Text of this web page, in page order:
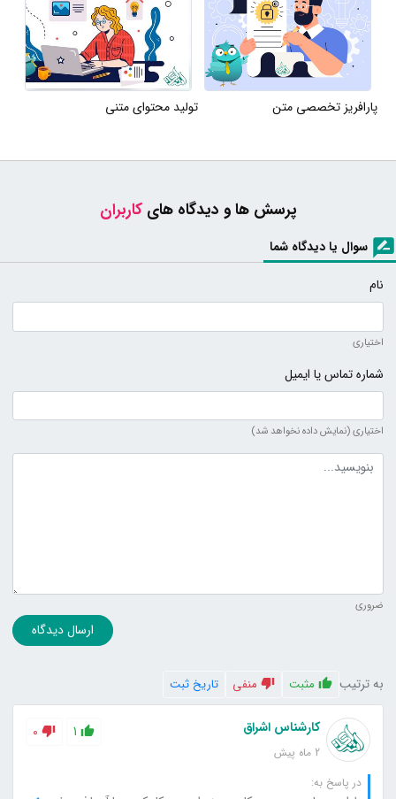
پارافریز تخصصی متن تولید محتوای متنی
پرسش ها و دیدگاه هایکاربران
سوال یا دیدگاه شما
نام
اختیاری
شماره تماس یا ایمیل
اختیاری (نمایش داده نخواهد شد)
متن دیدگاه
ضروری
ارسال دیدگاه
به ترتیب مثبت منفی تاریخ ثبت
کارشناس اشراق
2 ماه پیش
1
0
در پاسخ به: